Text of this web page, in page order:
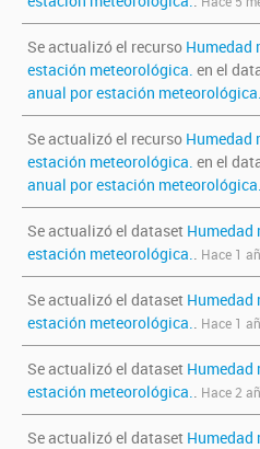
Se actualizó el recurso Humedad
estación meteorológica. en el
anual por estación meteorológica.
Se actualizó el recurso Humedad
estación meteorológica. en el
anual por estación meteorológica.
Se actualizó el dataset Humedad
estación meteorológica.. Hace 1
Se actualizó el dataset Humedad
estación meteorológica.. Hace 1
Se actualizó el dataset Humedad
estación meteorológica.. Hace 2
Se actualizó el dataset Humedad